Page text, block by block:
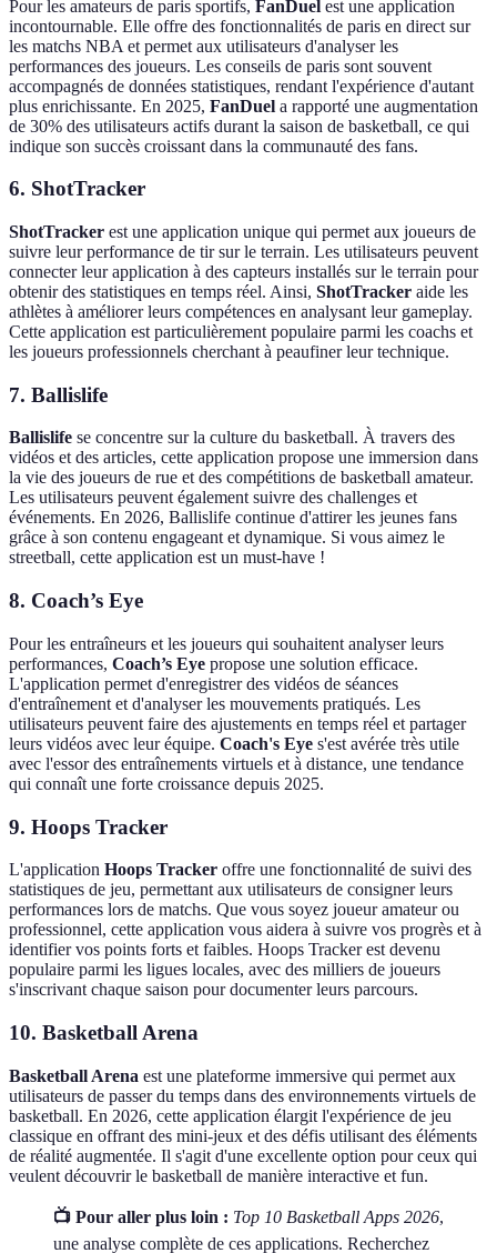
Pour les amateurs de paris sportifs, FanDuel est une application
incontournable. Elle offre des fonctionnalités de paris en direct sur
les matchs NBA et permet aux utilisateurs d'analyser les
performances des joueurs. Les conseils de paris sont souvent
accompagnés de données statistiques, rendant l'expérience d'autant
plus enrichissante. En 2025, FanDuel a rapporté une augmentation
de 30% des utilisateurs actifs durant la saison de basketball, ce qui
indique son succès croissant dans la communauté des fans.
6. ShotTracker
ShotTracker est une application unique qui permet aux joueurs de
suivre leur performance de tir sur le terrain. Les utilisateurs peuvent
connecter leur application à des capteurs installés sur le terrain pour
obtenir des statistiques en temps réel. Ainsi, ShotTracker aide les
athlètes à améliorer leurs compétences en analysant leur gameplay.
Cette application est particulièrement populaire parmi les coachs et
les joueurs professionnels cherchant à peaufiner leur technique.
7. Ballislife
Ballislife se concentre sur la culture du basketball. À travers des
vidéos et des articles, cette application propose une immersion dans
la vie des joueurs de rue et des compétitions de basketball amateur.
Les utilisateurs peuvent également suivre des challenges et
événements. En 2026, Ballislife continue d'attirer les jeunes fans
grâce à son contenu engageant et dynamique. Si vous aimez le
streetball, cette application est un must-have !
8. Coach’s Eye
Pour les entraîneurs et les joueurs qui souhaitent analyser leurs
performances, Coach’s Eye propose une solution efficace.
L'application permet d'enregistrer des vidéos de séances
d'entraînement et d'analyser les mouvements pratiqués. Les
utilisateurs peuvent faire des ajustements en temps réel et partager
leurs vidéos avec leur équipe. Coach's Eye s'est avérée très utile
avec l'essor des entraînements virtuels et à distance, une tendance
qui connaît une forte croissance depuis 2025.
9. Hoops Tracker
L'application Hoops Tracker offre une fonctionnalité de suivi des
statistiques de jeu, permettant aux utilisateurs de consigner leurs
performances lors de matchs. Que vous soyez joueur amateur ou
professionnel, cette application vous aidera à suivre vos progrès et à
identifier vos points forts et faibles. Hoops Tracker est devenu
populaire parmi les ligues locales, avec des milliers de joueurs
s'inscrivant chaque saison pour documenter leurs parcours.
10. Basketball Arena
Basketball Arena est une plateforme immersive qui permet aux
utilisateurs de passer du temps dans des environnements virtuels de
basketball. En 2026, cette application élargit l'expérience de jeu
classique en offrant des mini-jeux et des défis utilisant des éléments
de réalité augmentée. Il s'agit d'une excellente option pour ceux qui
veulent découvrir le basketball de manière interactive et fun.
📺 Pour aller plus loin : Top 10 Basketball Apps 2026,
une analyse complète de ces applications. Recherchez